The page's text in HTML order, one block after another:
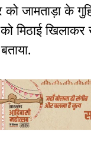
को जामताड़ा के
मिठाई खिलाकर